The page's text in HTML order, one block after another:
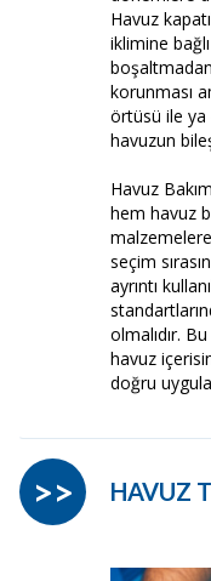
Havuz
iklimine
korunması
örtüsü ile ya
havuzun
Havuz
hem havuz
seçim
ayrıntı
olmalıdır.
havuz
doğru
HAVUZ
>>